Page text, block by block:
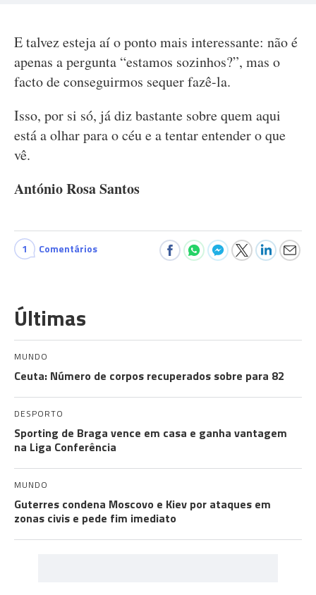
E talvez esteja aí o ponto mais interessante: não é
apenas a pergunta “estamos sozinhos?”, mas o
facto de conseguirmos sequer fazê-la.
Isso, por si só, já diz bastante sobre quem aqui
está a olhar para o céu e a tentar entender o que
vê.
António Rosa Santos
1 Comentários
Últimas
MUNDO
Ceuta: Número de corpos recuperados sobre para 82
DESPORTO
Sporting de Braga vence em casa e ganha vantagem
na Liga Conferência
MUNDO
Guterres condena Moscovo e Kiev por ataques em
zonas civis e pede fim imediato